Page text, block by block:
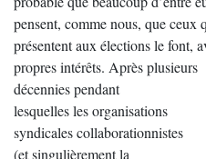
pensent, comme nous, que ceux
présentent aux élections le font,
propres intérêts. Après plusieurs
décennies pendant
lesquelles les organisations
syndicales collaborationnistes
(et singulièrement la